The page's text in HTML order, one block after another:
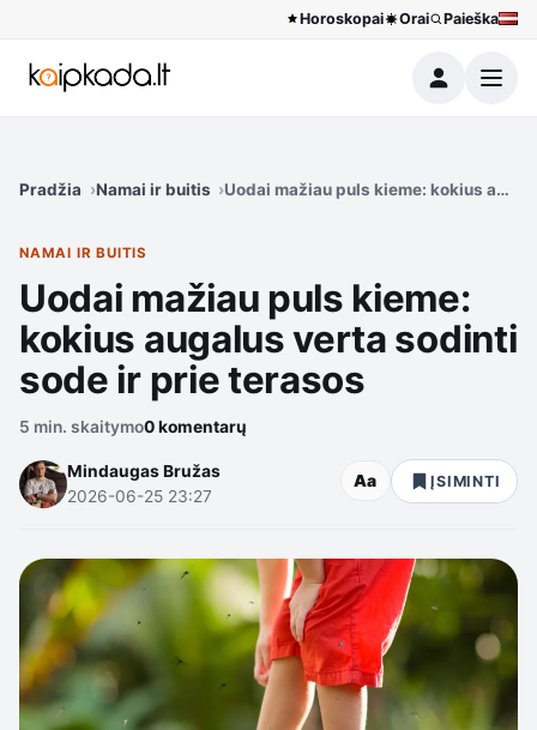
Horoskopai Orai Paieška
Meniu
Pradžia Namai ir buitis Uodai mažiau puls kieme: kokius
NAMAI IR BUITIS
Uodai mažiau puls kieme:
kokius augalus verta sodinti
sode ir prie terasos
5 min. skaitymo0 komentarų
Mindaugas Bružas
2026-06-25 23:27
Aa ĮSIMINTI